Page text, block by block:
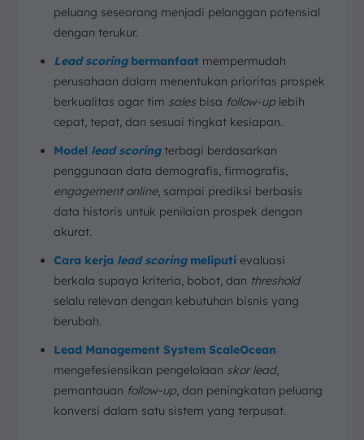
peluang seseorang menjadi pelanggan potensial
dengan terukur.
Lead scoringbermanfaat mempermudah
perusahaan dalam menentukan prioritas prospek
berkualitas agar tim salesbisa follow-up lebih
cepat, tepat, dan sesuai tingkat kesiapan.
Model lead scoringterbagi berdasarkan
penggunaan data demografis, firmografis,
engagement online, sampai prediksi berbasis
data historis untuk penilaian prospek dengan
akurat.
Cara kerja lead scoringmeliputi evaluasi
berkala supaya kriteria, bobot, dan threshold
selalu relevan dengan kebutuhan bisnis yang
berubah.
Lead Management System ScaleOcean
mengefesiensikan pengelolaan skor lead,
pemantauan follow-up, dan peningkatan peluang
konversi dalam satu sistem yang terpusat.